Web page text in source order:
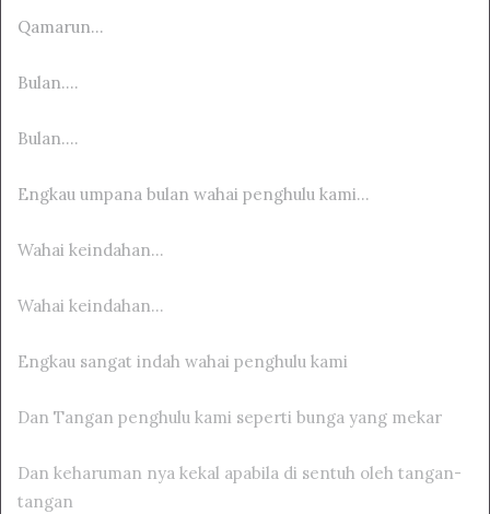
Qamarun…
Bulan….
Bulan….
Engkau umpana bulan wahai penghulu kami…
Wahai keindahan…
Wahai keindahan…
Engkau sangat indah wahai penghulu kami
Dan Tangan penghulu kami seperti bunga yang mekar
Dan keharuman nya kekal apabila di sentuh oleh tangan-
tangan